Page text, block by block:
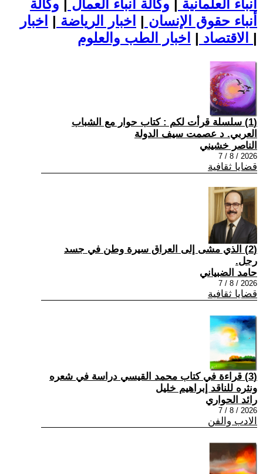
أنباء العلمانية | وكالة أنباء العمال | وكالة
أنباء حقوق الإنسان | اخبار الرياضة | اخبار
الاقتصاد | |
(1) سلسلة قرأت لكم : كتاب حوار مع الشباب
العربي. د عصمت سيف الدولة
الناصر خشيني
2026 / 8 / 7
قضايا ثقافية
(2) الذي مشى إلى العراق سيرة وطن في جسد
رجل.
حامد الضبياني
2026 / 8 / 7
قضايا ثقافية
(3) قراءة في كتاب محمد القيسي دراسة في شعره
ونثره للناقد إبراهيم خليل
رائد الحواري
2026 / 8 / 7
الادب والفن